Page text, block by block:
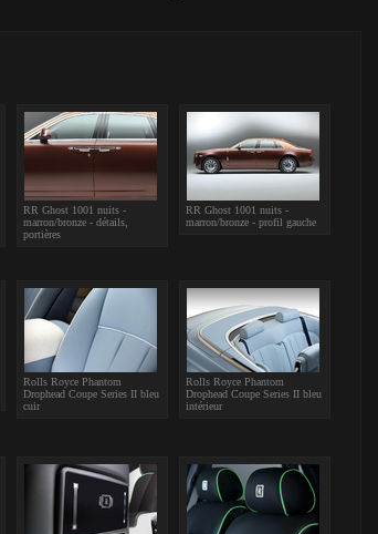
RR Ghost 1001 nuits -
marron/bronze - détails,
portières
RR Ghost 1001 nuits -
marron/bronze - profil gauche
Rolls Royce Phantom
Drophead Coupe Series II bleu
cuir
Rolls Royce Phantom
Drophead Coupe Series II bleu
intérieur